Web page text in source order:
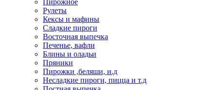
Пирожное
Рулеты
Кексы и мафины
Сладкие пироги
Восточная выпечка
Печенье, вафли
Блины и оладьи
Пряники
Пирожки ,беляши, и.д
Несладкие пироги, пицца и т.д